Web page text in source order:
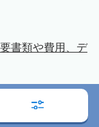
書類や費用、デ
、必要書類の取